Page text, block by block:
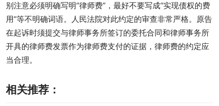
别注意必须明确写明“律师费”，最好不要写成“实现债权的费
用”等不明确词语。人民法院对此约定的审查非常严格。原告
在起诉时须提交与律师事务所签订的委托合同和律师事务所
开具的律师费发票作为律师费支付的证据，律师费的约定应
当合理。
相关推荐：